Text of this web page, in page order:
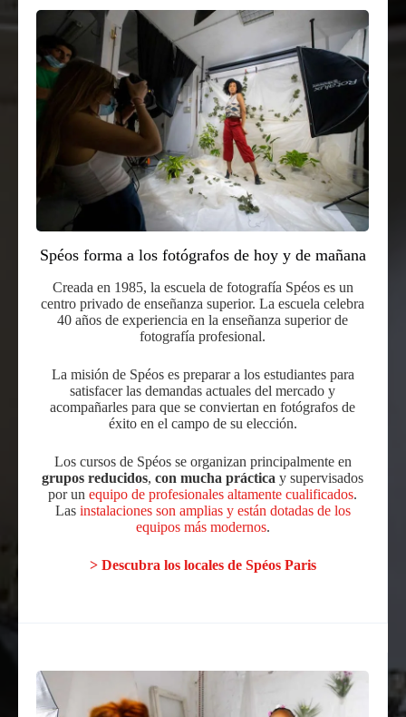
Spéos forma a los fotógrafos de hoy y de mañana
Creada en 1985, la escuela de fotografía Spéos es un
centro privado de enseñanza superior. La escuela celebra
40 años de experiencia en la enseñanza superior de
fotografía profesional.
La misión de Spéos es preparar a los estudiantes para
satisfacer las demandas actuales del mercado y
acompañarles para que se conviertan en fotógrafos de
éxito en el campo de su elección.
Los cursos de Spéos se organizan principalmente en
grupos reducidos, con mucha práctica y supervisados
por un equipo de profesionales altamente cualificados.
Las instalaciones son amplias y están dotadas de los
equipos más modernos.
> Descubra los locales de Spéos Paris